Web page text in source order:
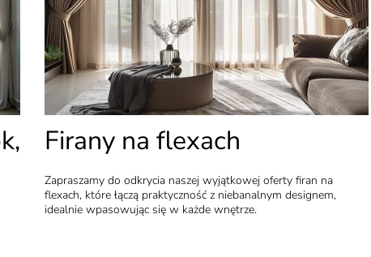
Firany na flexach
Zapraszamy do odkrycia naszej wyjątkowej oferty firan na
flexach, które łączą praktyczność z niebanalnym designem,
idealnie wpasowując się w każde wnętrze.